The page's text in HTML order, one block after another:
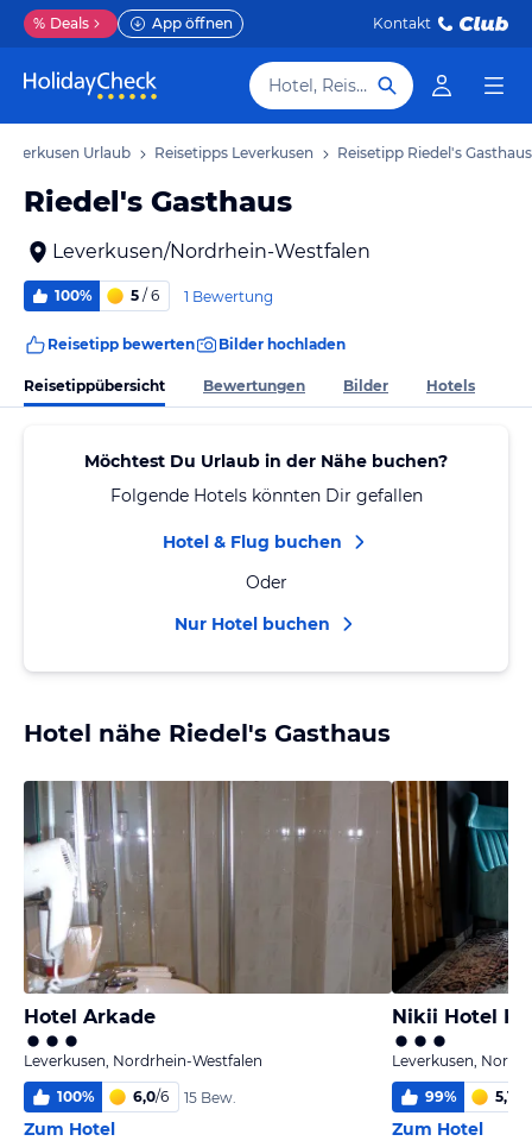
% Deals App öffnen Kontakt
Hotel, Reiseziel
Urlaub Reisetipps Leverkusen Reisetipp Riedel's Gasthaus
Riedel's Gasthaus
Leverkusen/Nordrhein-Westfalen
100% 5 / 6 1 Bewertung
Reisetipp bewerten Bilder hochladen
Reisetippübersicht Bewertungen Bilder Hotels
Möchtest Du Urlaub in der Nähe buchen?
Folgende Hotels könnten Dir gefallen
Hotel & Flug buchen
Oder
Nur Hotel buchen
Hotel nähe Riedel's Gasthaus
Hotel Arkade
Leverkusen, Nordrhein-Westfalen
100% 6,0/6 15 Bew.
Zum Hotel
Nikii Hotel
Leverkusen,
99% 5,1
Zum Hotel